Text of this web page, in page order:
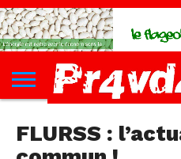
L’INFØ
PØLITIQUE
ECONØMIE
КULTURE
SANTÉ
FILLETTE
FORMATIONS
CONTACT
FLURSS :